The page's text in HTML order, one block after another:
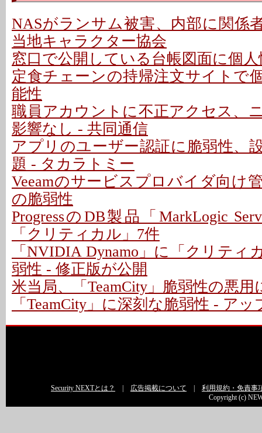
NASがランサム被害、内部に関係
当地キャラクター協会
窓口で公開している台帳図面に個
定食チェーンの持帰注文サイトで
能性
職員アカウントに不正アクセス、
影響なし - 共同通信
アプリのユーザー認証に脆弱性、
題 - タカラトミー
Veeamのサービスプロバイダ向け
の脆弱性
ProgressのDB製品「MarkLogic
「クリティカル」7件
「NVIDIA Dynamo」に「クリティ
弱性 - 修正版が公開
米当局、「TeamCity」脆弱性の悪用
「TeamCity」に深刻な脆弱性 - ア
Security NEXTとは？ 広告掲載について
利用規約・免責事
Copyright (c)